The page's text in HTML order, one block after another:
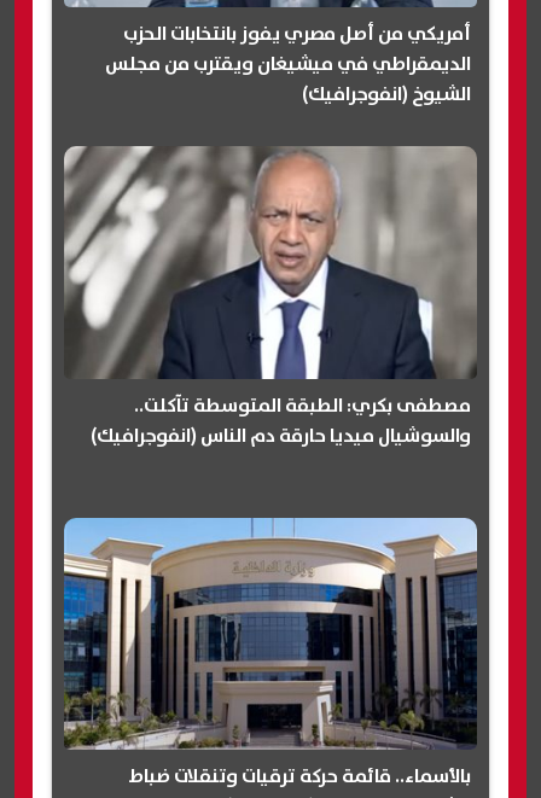
أمريكي من أصل مصري يفوز بانتخابات الحزب
الديمقراطي في ميشيغان ويقترب من مجلس
الشيوخ (انفوجرافيك)
مصطفى بكري: الطبقة المتوسطة تآكلت..
والسوشيال ميديا حارقة دم الناس (انفوجرافيك)
بالأسماء.. قائمة حركة ترقيات وتنقلات ضباط